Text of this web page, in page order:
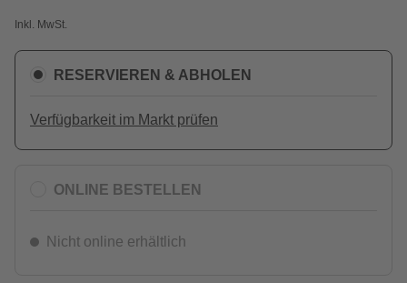
Inkl. MwSt.
RESERVIEREN & ABHOLEN
Verfügbarkeit im Markt prüfen
ONLINE BESTELLEN
Nicht online erhältlich